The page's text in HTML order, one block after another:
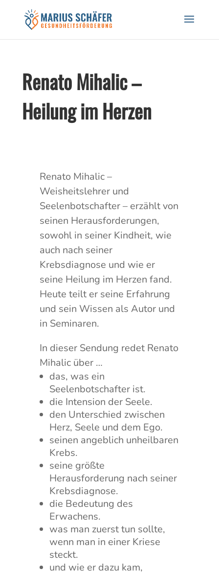
Black Friday Sale! 20% auf Workshops und
Gutscheine! CODE: BREATH24
Renato Mihalic –
Heilung im Herzen
Renato Mihalic –
Weisheitslehrer und
Seelenbotschafter – erzählt von
seinen Herausforderungen,
sowohl in seiner Kindheit, wie
auch nach seiner
Krebsdiagnose und wie er
seine Heilung im Herzen fand.
Heute teilt er seine Erfahrung
und sein Wissen als Autor und
in Seminaren.
In dieser Sendung redet Renato
Mihalic über …
das, was ein
Seelenbotschafter ist.
die Intension der Seele.
den Unterschied zwischen
Herz, Seele und dem Ego.
seinen angeblich unheilbaren
Krebs.
seine größte
Herausforderung nach seiner
Krebsdiagnose.
die Bedeutung des
Erwachens.
was man zuerst tun sollte,
wenn man in einer Kriese
steckt.
und wie er dazu kam,